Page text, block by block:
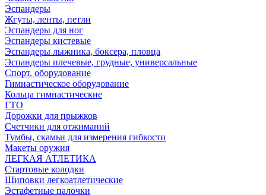
Эспандеры
Жгуты, ленты, петли
Эспандеры для ног
Эспандеры кистевые
Эспандеры лыжника, боксера, пловца
Эспандеры плечевые, грудные, универсальные
Спорт. оборудование
Гимнастическое оборудование
Кольца гимнастические
ГТО
Дорожки для прыжков
Счетчики для отжиманий
Тумбы, скамьи для измерения гибкости
Макеты оружия
ЛЕГКАЯ АТЛЕТИКА
Стартовые колодки
Шиповки легкоатлетические
Эстафетные палочки